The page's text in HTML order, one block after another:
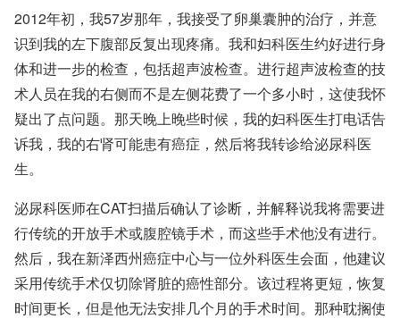
2012年初，我57岁那年，我接受了卵巢囊肿的治疗，并意
识到我的左下腹部反复出现疼痛。我和妇科医生约好进行身
体和进一步的检查，包括超声波检查。进行超声波检查的技
术人员在我的右侧而不是左侧花费了一个多小时，这使我怀
疑出了点问题。那天晚上晚些时候，我的妇科医生打电话告
诉我，我的右肾可能患有癌症，然后将我转诊给泌尿科医
生。
泌尿科医师在CAT扫描后确认了诊断，并解释说我将需要进
行传统的开放手术或腹腔镜手术，而这些手术他没有进行。
然后，我在新泽西州癌症中心与一位外科医生会面，他建议
采用传统手术仅切除肾脏的癌性部分。该过程将更短，恢复
时间更长，但是他无法安排几个月的手术时间。那种耽搁使